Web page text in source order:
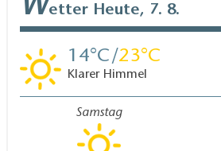
Wetter Heute, 7. 8.
14 23
Klarer Himmel
Samstag